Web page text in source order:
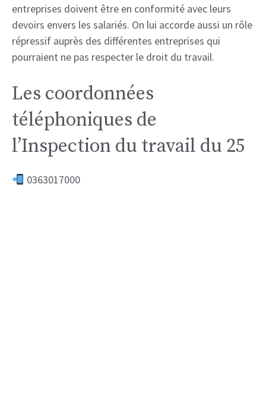
entreprises doivent être en conformité avec leurs
devoirs envers les salariés. On lui accorde aussi un rôle
répressif auprès des différentes entreprises qui
pourraient ne pas respecter le droit du travail.
Les coordonnées
téléphoniques de
l’Inspection du travail du 25
0363017000